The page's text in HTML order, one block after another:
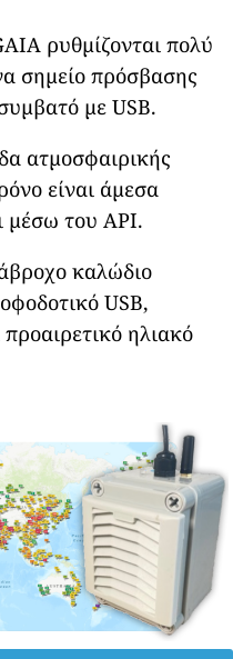
ρυθμίζονται πολύ
σημείο πρόσβασης
με USB.
ατμοσφαιρικής
είναι άμεσα
μέσω του API.
καλώδιο
USB,
ηλιακό